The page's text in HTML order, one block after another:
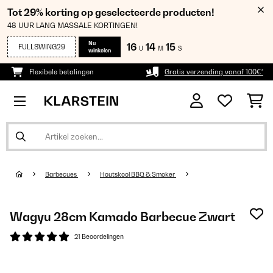
Tot 29% korting op geselecteerde producten!
48 UUR LANG MASSALE KORTINGEN!
FULLSWING29
Nu
winkelen
16 U 14 M 14 S
Flexibele betalingen Gratis verzending vanaf 100€*
Barbecues Houtskool BBQ & Smoker
Wagyu 28cm Kamado Barbecue Zwart
21 Beoordelingen